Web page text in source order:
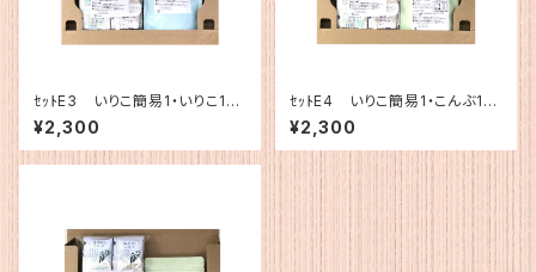
ｾｯﾄE3 いりこ簡易1・いりこ120
g
¥2,300
ｾｯﾄE4 いりこ簡易1・こんぶ12
0g
¥2,300